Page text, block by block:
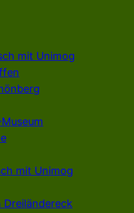
mit Unimog
mit Unimog
Dreiländereck